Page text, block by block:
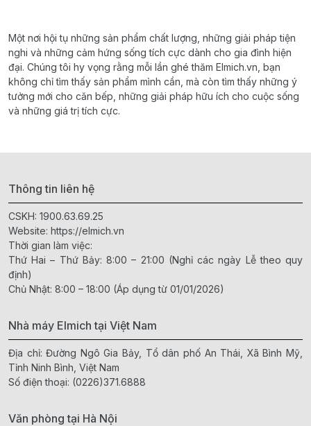
Một nơi hội tụ những sản phẩm chất lượng, những giải pháp tiện
nghi và những cảm hứng sống tích cực dành cho gia đình hiện
đại. Chúng tôi hy vọng rằng mỗi lần ghé thăm Elmich.vn, bạn
không chỉ tìm thấy sản phẩm mình cần, mà còn tìm thấy những ý
tưởng mới cho căn bếp, những giải pháp hữu ích cho cuộc sống
và những giá trị tích cực.
Thông tin liên hệ
CSKH: 1900.63.69.25
Website: https://elmich.vn
Thời gian làm việc:
Thứ Hai – Thứ Bảy: 8:00 – 21:00 (Nghỉ các ngày Lễ theo quy
định)
Chủ Nhật: 8:00 – 18:00 (Áp dụng từ 01/01/2026)
Nhà máy Elmich tại Việt Nam
Địa chỉ: Đường Ngô Gia Bảy, Tổ dân phố An Thái, Xã Bình Mỹ,
Tỉnh Ninh Bình, Việt Nam
Số điện thoại: (0226)371.6888
Văn phòng tại Hà Nội